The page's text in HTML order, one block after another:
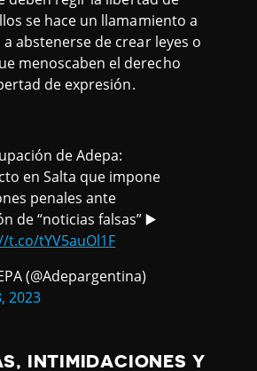
se hace un llamamiento a
abstenerse de crear leyes o
menoscaben el derecho
de expresión.
de Adepa:
en Salta que impone
penales ante
de “noticias falsas” ▶️
t.co/tYV5auOl1F
(@Adepargentina)
2023
INTIMIDACIONES Y